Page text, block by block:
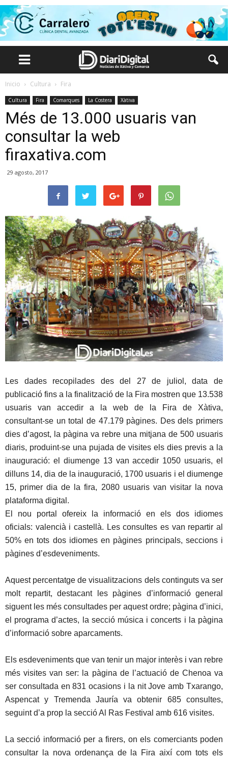
Inicio Cultura Fira
Cultura Fira Comarques La Costera Xàtiva
Més de 13.000 usuaris van
consultar la web
firaxativa.com
29 agosto, 2017
Les dades recopilades des del 27 de juliol, data de
publicació fins a la finalització de la Fira mostren que 13.538
usuaris van accedir a la web de la Fira de Xàtiva,
consultant-se un total de 47.179 pàgines. Des dels primers
dies d’agost, la pàgina va rebre una mitjana de 500 usuaris
diaris, produint-se una pujada de visites els dies previs a la
inauguració: el diumenge 13 van accedir 1050 usuaris, el
dilluns 14, dia de la inauguració, 1700 usuaris i el diumenge
15, primer dia de la fira, 2080 usuaris van visitar la nova
plataforma digital.
El nou portal ofereix la informació en els dos idiomes
oficials: valencià i castellà. Les consultes es van repartir al
50% en tots dos idiomes en pàgines principals, seccions i
pàgines d’esdeveniments.
Aquest percentatge de visualitzacions dels continguts va ser
molt repartit, destacant les pàgines d’informació general
siguent les més consultades per aquest ordre; pàgina d’inici,
el programa d’actes, la secció música i concerts i la pàgina
d’informació sobre aparcaments.
Els esdeveniments que van tenir un major interès i van rebre
més visites van ser: la pàgina de l’actuació de Chenoa va
ser consultada en 831 ocasions i la nit Jove amb Txarango,
Aspencat y Tremenda Jauría va obtenir 685 consultes,
seguint d’a prop la secció Al Ras Festival amb 616 visites.
La secció informació per a firers, on els comerciants poden
consultar la nova ordenança de la Fira així com tots els